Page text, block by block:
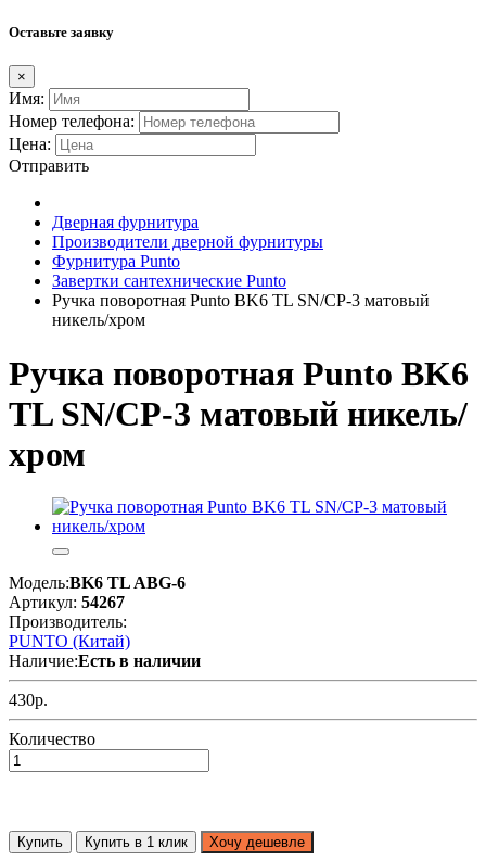
Оставьте заявку
×
Имя:
Номер телефона:
Цена:
Отправить
Дверная фурнитура
Производители дверной фурнитуры
Фурнитура Punto
Завертки сантехнические Punto
Ручка поворотная Punto BK6 TL SN/CP-3 матовый
никель/хром
Ручка поворотная Punto BK6
TL SN/CP-3 матовый никель/
хром
Модель:BK6 TL ABG-6
Артикул: 54267
Производитель:
PUNTO (Китай)
Наличие:Есть в наличии
430р.
Количество
Купить Купить в 1 клик Хочу дешевле